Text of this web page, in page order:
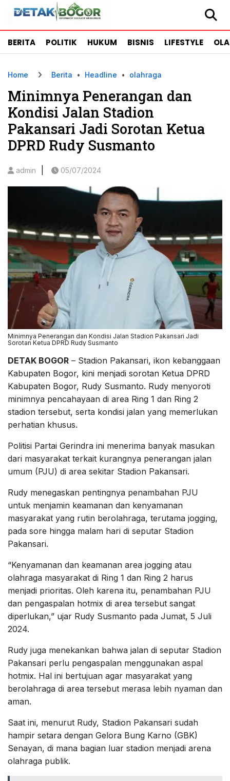
BERITA POLITIK HUKUM BISNIS LIFESTYLE
Home Berita • Headline • olahraga
Minimnya Penerangan dan
Kondisi Jalan Stadion
Pakansari Jadi Sorotan Ketua
DPRD Rudy Susmanto
admin 05/07/2024
Minimnya Penerangan dan Kondisi Jalan Stadion Pakansari Jadi
Sorotan Ketua DPRD Rudy Susmanto
DETAK BOGOR – Stadion Pakansari, ikon kebanggaan
Kabupaten Bogor, kini menjadi sorotan Ketua DPRD
Kabupaten Bogor, Rudy Susmanto. Rudy menyoroti
minimnya pencahayaan di area Ring 1 dan Ring 2
stadion tersebut, serta kondisi jalan yang memerlukan
perhatian khusus.
Politisi Partai Gerindra ini menerima banyak masukan
dari masyarakat terkait kurangnya penerangan jalan
umum (PJU) di area sekitar Stadion Pakansari.
Rudy menegaskan pentingnya penambahan PJU
untuk menjamin keamanan dan kenyamanan
masyarakat yang rutin berolahraga, terutama jogging,
pada sore hingga malam hari di seputar Stadion
Pakansari.
“Kenyamanan dan keamanan area jogging atau
olahraga masyarakat di Ring 1 dan Ring 2 harus
menjadi prioritas. Oleh karena itu, penambahan PJU
dan pengaspalan hotmix di area tersebut sangat
diperlukan,” ujar Rudy Susmanto pada Jumat, 5 Juli
2024.
Rudy juga menekankan bahwa jalan di seputar Stadion
Pakansari perlu pengaspalan menggunakan aspal
hotmix. Hal ini bertujuan agar masyarakat yang
berolahraga di area tersebut merasa lebih nyaman dan
aman.
Saat ini, menurut Rudy, Stadion Pakansari sudah
hampir setara dengan Gelora Bung Karno (GBK)
Senayan, di mana bagian luar stadion menjadi arena
olahraga publik.